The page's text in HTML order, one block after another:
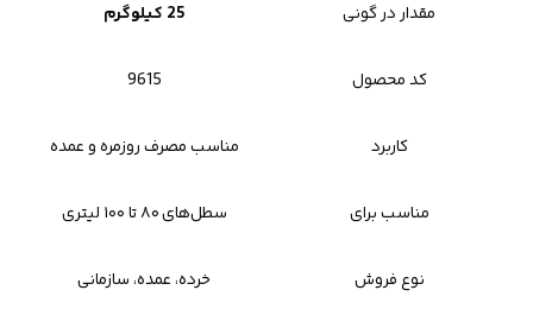
مقدار در گونی 25 کیلوگرم
کد محصول 9615
کاربرد مناسب مصرف روزمره و عمده
مناسب برای سطل‌های ۸۰ تا ۱۰۰ لیتری
نوع فروش خرده، عمده، سازمانی